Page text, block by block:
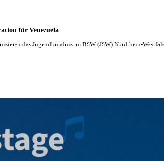
für Venezuela
das Jugendbündnis im BSW (JSW) Nordrhein-